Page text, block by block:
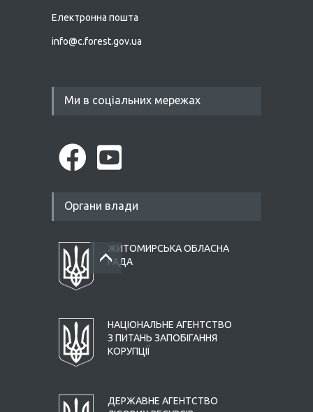
Електронна пошта
info@c.forest.gov.ua
Ми в соціальних мережах
Органи влади
ЖИТОМИРСЬКА ОБЛАСНА
РАДА
НАЦІОНАЛЬНЕ АГЕНТСТВО
З ПИТАНЬ ЗАПОБІГАННЯ
КОРУПЦІЇ
ДЕРЖАВНЕ АГЕНТСТВО